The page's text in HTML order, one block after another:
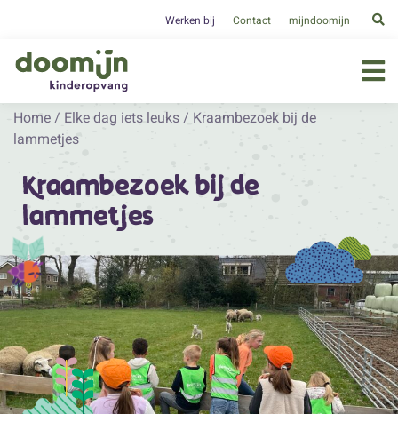
Werken bij Contact mijndoomijn
Home / Elke dag iets leuks / Kraambezoek bij de
lammetjes
Kraambezoek bij de
lammetjes